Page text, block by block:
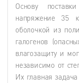
Основу
напряжение 35
оболочкой из
галогенов
влагозащиту и
независимо от
Их главная